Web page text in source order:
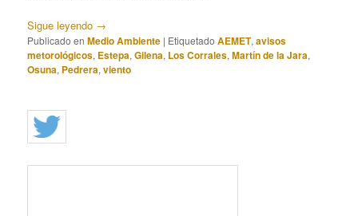
Sigue leyendo →
Publicado en Medio Ambiente | Etiquetado AEMET,avisos
metorológicos, Estepa,Gilena, Los Corrales,Martín de la Jara,
Osuna, Pedrera,viento